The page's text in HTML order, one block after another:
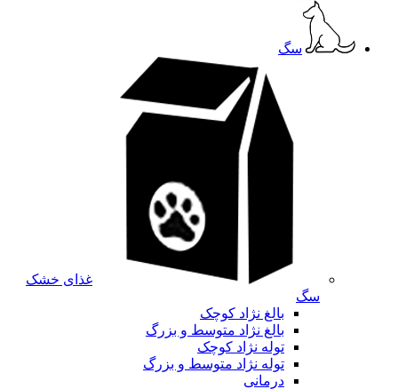
سگ
غذای خشک
سگ
بالغ نژاد کوچک
بالغ نژاد متوسط و بزرگ
توله نژاد کوچک
توله نژاد متوسط و بزرگ
درمانی